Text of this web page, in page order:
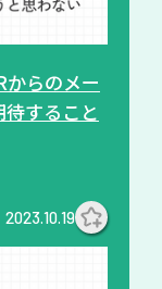
からのメー
すること
2023.10.19